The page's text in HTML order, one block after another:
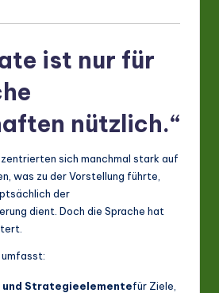
ist nur für
nützlich.“
sich manchmal stark auf
was zu der Vorstellung führte,
der
dient. Doch die Sprache hat
Strategieelementefür Ziele,